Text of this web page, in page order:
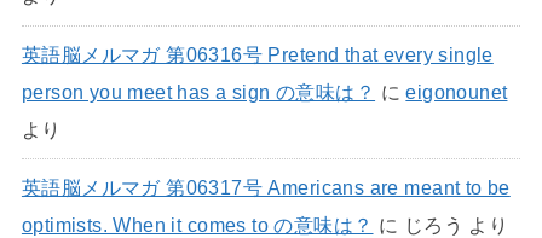
英語脳メルマガ 第06316号 Pretend that every single
person you meet has a sign の意味は？ にeigonounet
より
英語脳メルマガ 第06317号 Americans are meant to be
optimists. When it comes to の意味は？ に じろう より